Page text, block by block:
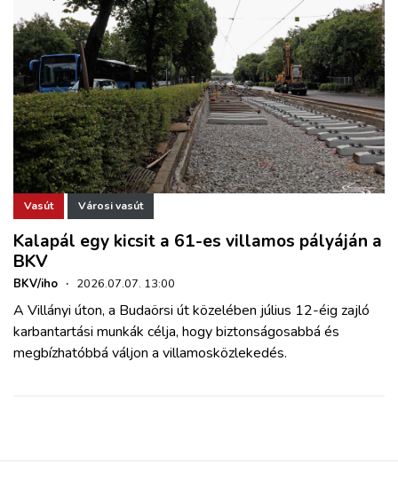
Vasút Városi vasút
Kalapál egy kicsit a 61-es villamos pályáján a
BKV
BKV/iho · 2026.07.07. 13:00
A Villányi úton, a Budaörsi út közelében július 12-éig zajló
karbantartási munkák célja, hogy biztonságosabbá és
megbízhatóbbá váljon a villamosközlekedés.